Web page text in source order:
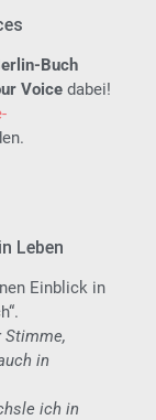
Buch
Voice dabei!
Leben
Einblick in
Stimme,
in
ich in